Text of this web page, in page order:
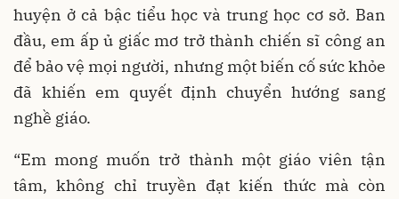
huyện ở cả bậc tiểu học và trung học cơ sở. Ban
đầu, em ấp ủ giấc mơ trở thành chiến sĩ công an
để bảo vệ mọi người, nhưng một biến cố sức khỏe
đã khiến em quyết định chuyển hướng sang
nghề giáo.
“Em mong muốn trở thành một giáo viên tận
tâm, không chỉ truyền đạt kiến thức mà còn